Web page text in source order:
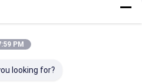
Моторная вала Гир
60008647k 12940221
PM
looking for?